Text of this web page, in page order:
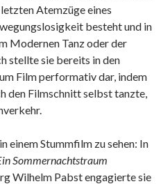
Atemzüge eines
besteht und in
Modernen Tanz oder der
stellte sie bereits in den
Film performativ dar, indem
den Filmschnitt selbst tanzte,
einem Stummfilm zu sehen: In
Sommernachtstraum
Wilhelm Pabst engagierte sie